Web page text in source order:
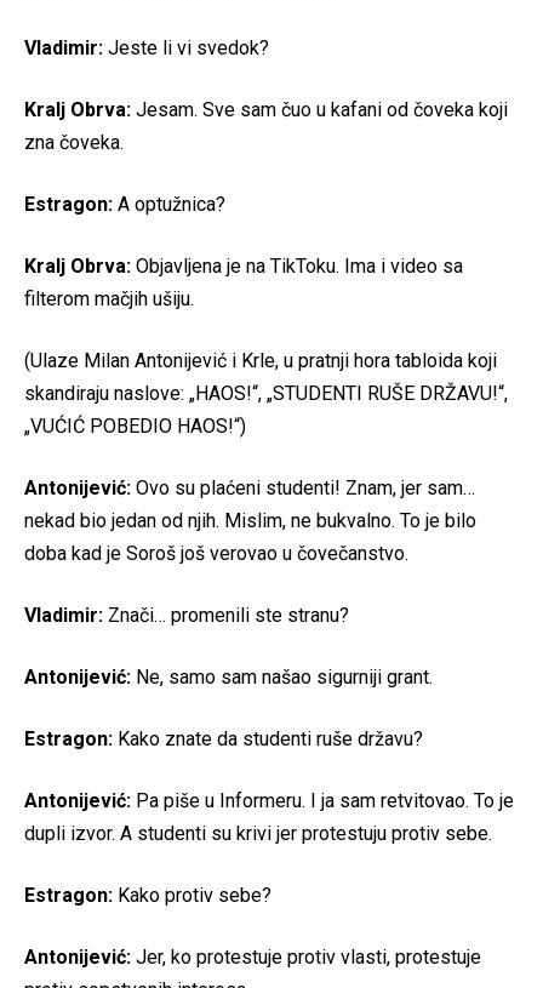
Vladimir: Jeste li vi svedok?
Kralj Obrva: Jesam. Sve sam čuo u kafani od čoveka koji
zna čoveka.
Estragon: A optužnica?
Kralj Obrva: Objavljena je na TikToku. Ima i video sa
filterom mačjih ušiju.
(Ulaze Milan Antonijević i Krle, u pratnji hora tabloida koji
skandiraju naslove: „HAOS!“, „STUDENTI RUŠE DRŽAVU!“,
„VUĆIĆ POBEDIO HAOS!“)
Antonijević: Ovo su plaćeni studenti! Znam, jer sam…
nekad bio jedan od njih. Mislim, ne bukvalno. To je bilo
doba kad je Soroš još verovao u čovečanstvo.
Vladimir: Znači… promenili ste stranu?
Antonijević: Ne, samo sam našao sigurniji grant.
Estragon: Kako znate da studenti ruše državu?
Antonijević: Pa piše u Informeru. I ja sam retvitovao. To je
dupli izvor. A studenti su krivi jer protestuju protiv sebe.
Estragon: Kako protiv sebe?
Antonijević: Jer, ko protestuje protiv vlasti, protestuje